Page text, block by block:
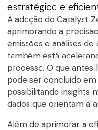
estratégico e
A adoção do Catalyst
aprimorando a
emissões e análises
também está
processo. O que antes
pode ser concluído em
possibilitando insights
dados que orientam a
Além de aprimorar a